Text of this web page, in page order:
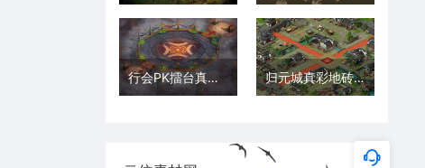
行会PK擂台真彩地砖高清传奇地图素材+工具202601034 归元城真彩地砖超清传奇地图素材202511235